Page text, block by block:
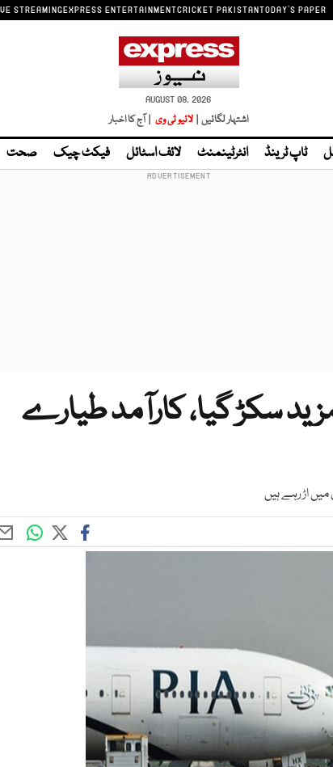
STREAMINGEXPRESS ENTERTAINMENTCRICKET PAKISTANTODAY'S PAPER
AUGUST 08, 2026
اشتہار لگائیں | لائیو ٹی وی | آج کا اخبار
ٹاپ ٹرینڈ انٹرٹینمنٹ لائف اسٹائل فیکٹ چیک صحت
بیڑہ مزید سکڑ گیا، کارآمد طیارے